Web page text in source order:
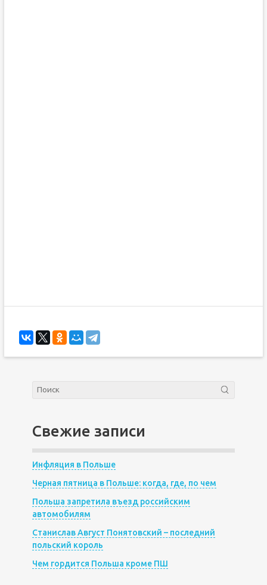
Свежие записи
Инфляция в Польше
Черная пятница в Польше: когда, где, по чем
Польша запретила въезд российским
автомобилям
Станислав Август Понятовский – последний
польский король
Чем гордится Польша кроме ПШ